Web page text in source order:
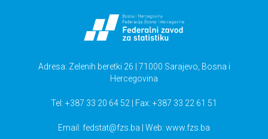
Adresa: Zelenih beretki 26 | 71000 Sarajevo, Bosna i
Hercegovina
Tel: +387 33 20 64 52 | Fax: +387 33 22 61 51
Email: fedstat@fzs.ba | Web: www.fzs.ba